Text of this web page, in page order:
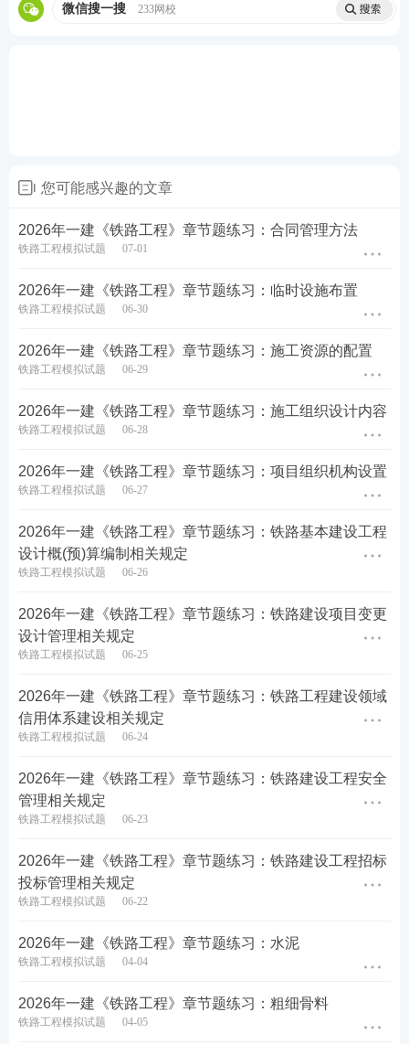
微信搜一搜 233网校
您可能感兴趣的文章
2026年一建《铁路工程》章节题练习：合同管理方法
铁路工程模拟试题 07-01
2026年一建《铁路工程》章节题练习：临时设施布置
铁路工程模拟试题 06-30
2026年一建《铁路工程》章节题练习：施工资源的配置
铁路工程模拟试题 06-29
2026年一建《铁路工程》章节题练习：施工组织设计内容
铁路工程模拟试题 06-28
2026年一建《铁路工程》章节题练习：项目组织机构设置
铁路工程模拟试题 06-27
2026年一建《铁路工程》章节题练习：铁路基本建设工程
设计概(预)算编制相关规定
铁路工程模拟试题 06-26
2026年一建《铁路工程》章节题练习：铁路建设项目变更
设计管理相关规定
铁路工程模拟试题 06-25
2026年一建《铁路工程》章节题练习：铁路工程建设领域
信用体系建设相关规定
铁路工程模拟试题 06-24
2026年一建《铁路工程》章节题练习：铁路建设工程安全
管理相关规定
铁路工程模拟试题 06-23
2026年一建《铁路工程》章节题练习：铁路建设工程招标
投标管理相关规定
铁路工程模拟试题 06-22
2026年一建《铁路工程》章节题练习：水泥
铁路工程模拟试题 04-04
2026年一建《铁路工程》章节题练习：粗细骨料
铁路工程模拟试题 04-05